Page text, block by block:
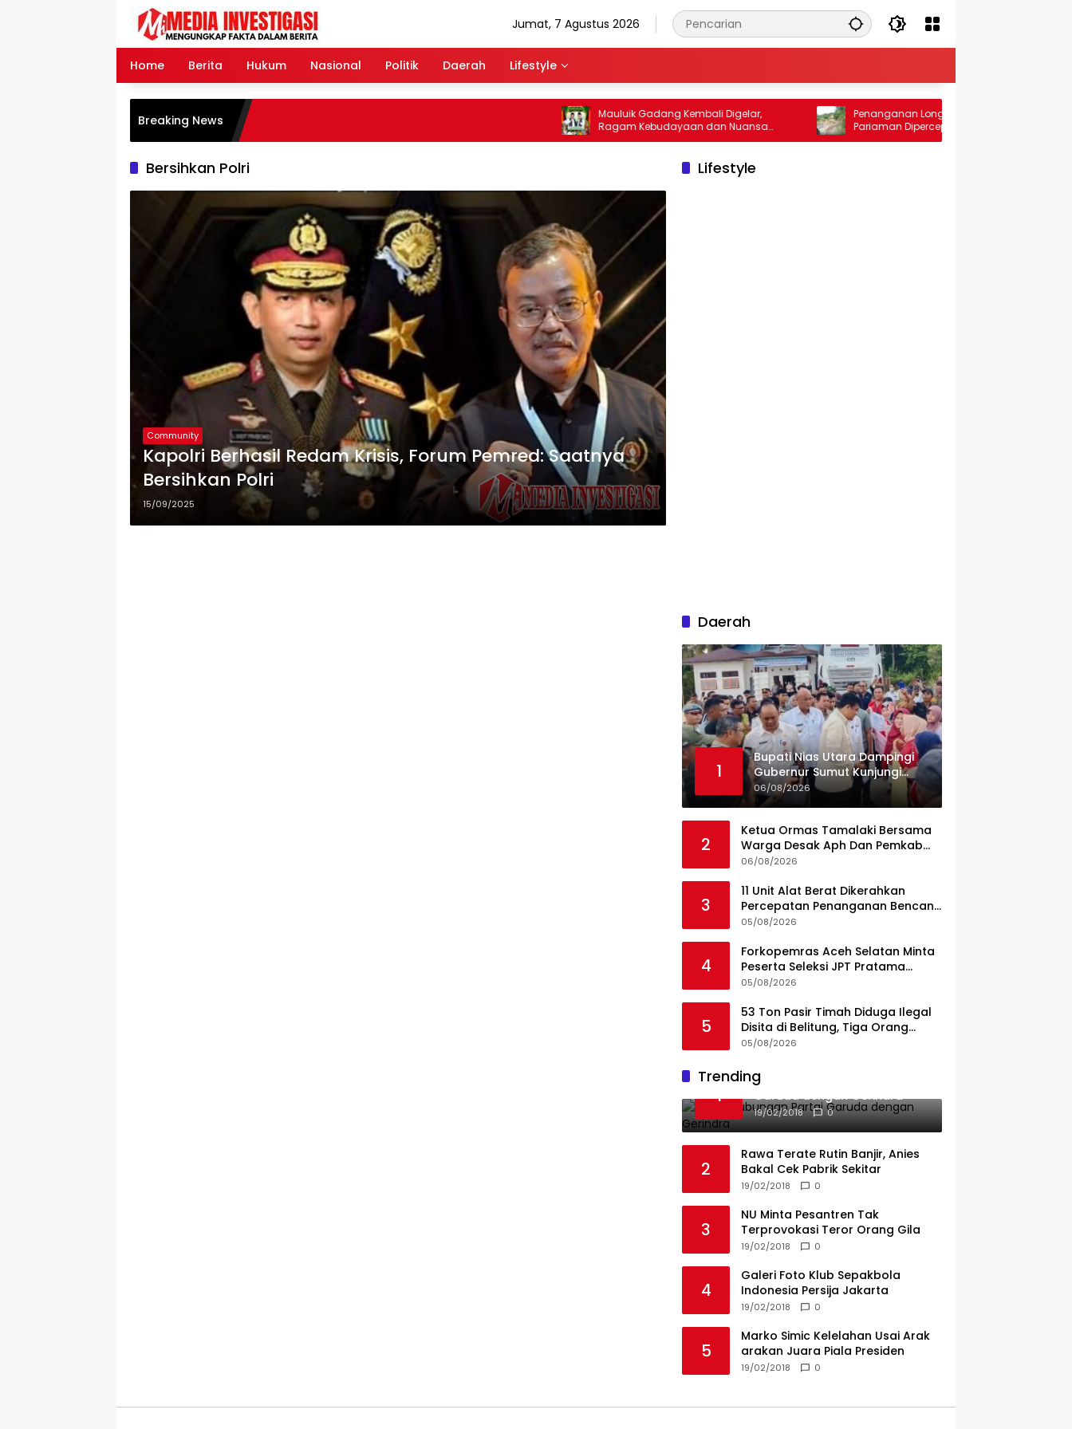
Jumat, 7 Agustus 2026
Home Berita Hukum Nasional Politik Daerah Lifestyle
Breaking News
Mauluik Gadang Kembali Digelar,
Ragam Kebudayaan dan Nuansa
Keagamaan Bakal Warnai Perayaan
Penanganan Longsor di Padang
Pariaman Dipercepat, Jalan Darurat Jadi
Prioritas
Bersihkan Polri
Community
Kapolri Berhasil Redam Krisis, Forum Pemred: Saatnya
Bersihkan Polri
15/09/2025
Lifestyle
Daerah
1
Bupati Nias Utara Dampingi
Gubernur Sumut Kunjungi
UPTD Puskesmas Lahewa
06/08/2026
2
Ketua Ormas Tamalaki Bersama
Warga Desak Aph Dan Pemkab
Konsel Tangkap Pelaku Angkut
PT KAP Melintas Jalan Umum
06/08/2026
3
11 Unit Alat Berat Dikerahkan
Percepatan Penanganan Bencana
di Kelurahan Sipange Kecamatan
05/08/2026
4
Forkopemras Aceh Selatan Minta
Peserta Seleksi JPT Pratama
Andalkan Kompetensi dan
05/08/2026
5
53 Ton Pasir Timah Diduga Ilegal
Disita di Belitung, Tiga Orang
Diamankan, Dua Masih Diburu
05/08/2026
Trending
1
Ini Dia Hubungan Partai
Garuda dengan Gerindra
19/02/2018 0
2
Rawa Terate Rutin Banjir, Anies
Bakal Cek Pabrik Sekitar
19/02/2018 0
3
NU Minta Pesantren Tak
Terprovokasi Teror Orang Gila
19/02/2018 0
4
Galeri Foto Klub Sepakbola
Indonesia Persija Jakarta
19/02/2018 0
5
Marko Simic Kelelahan Usai Arak
arakan Juara Piala Presiden
19/02/2018 0